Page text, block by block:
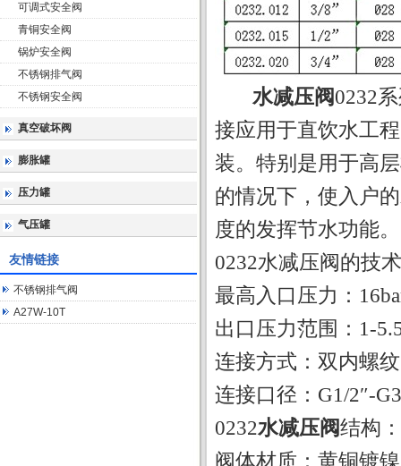
水减压阀0232
接应用于直饮水工
装。特别是用于高
的情况下，使入户
度的发挥节水功能。
0232水减压阀的技
最高入口压
出口压力范围：1-
连接方式： 双 内
连接口径：G1/2″-
0232水减压阀结构
阀体材质：黄
可调式安全阀
青铜安全阀
锅炉安全阀
不锈钢排气阀
不锈钢安全阀
真空破坏阀
膨胀罐
压力罐
气压罐
友情链接
不锈钢排气阀
A27W-10T